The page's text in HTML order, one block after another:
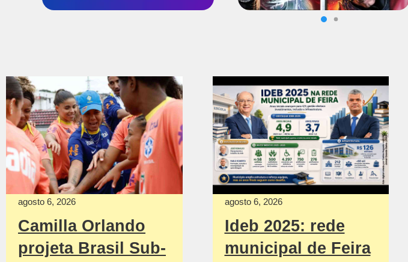
agosto 6, 2026
Camilla Orlando
projeta Brasil Sub-
agosto 6, 2026
Ideb 2025: rede
municipal de Feira